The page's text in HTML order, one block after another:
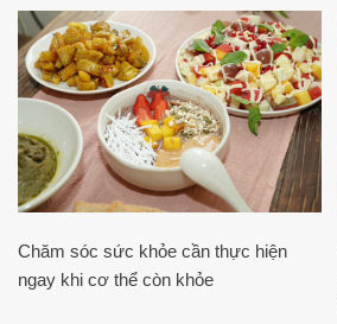
Chăm sóc sức khỏe cần thực hiện
ngay khi cơ thể còn khỏe